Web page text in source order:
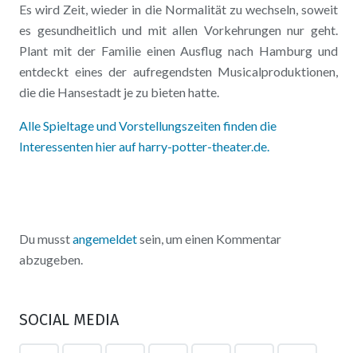
Es wird Zeit, wieder in die Normalität zu wechseln, soweit
es gesundheitlich und mit allen Vorkehrungen nur geht.
Plant mit der Familie einen Ausflug nach Hamburg und
entdeckt eines der aufregendsten Musicalproduktionen,
die die Hansestadt je zu bieten hatte.
Alle Spieltage und Vorstellungszeiten finden die
Interessenten hier auf harry-potter-theater.de.
Du musstangemeldetsein, um einen Kommentar
abzugeben.
SOCIAL MEDIA